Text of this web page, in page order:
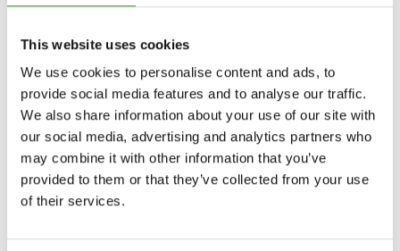
This website uses cookies
We use cookies to personalise content and ads, to
provide social media features and to analyse our traffic.
We also share information about your use of our site with
our social media, advertising and analytics partners who
may combine it with other information that you’ve
provided to them or that they’ve collected from your use
of their services.
Unsere Mission
„Nachhaltigkeit“ ist für uns mehr als nur ein
Trend liegt. Nachhaltigkeit ist seit jeher das